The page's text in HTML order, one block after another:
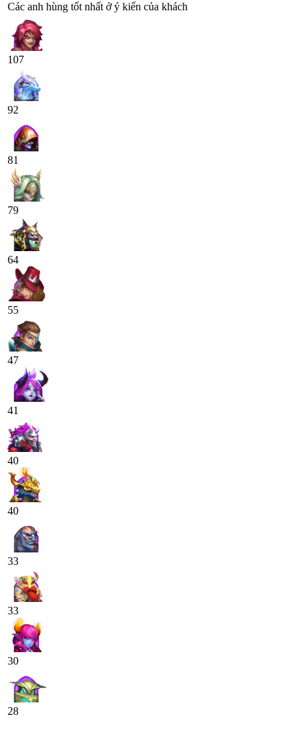
Các anh hùng tốt nhất ở ý kiến của khách
107
92
81
79
64
55
47
41
40
40
33
33
30
28